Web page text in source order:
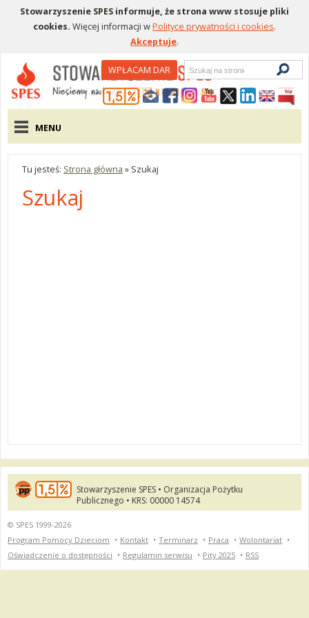
Stowarzyszenie SPES informuje, że strona www stosuje pliki
cookies. Więcej informacji wPolityce prywatności i cookies.
Akceptuje.
Menu pomocniczeWPŁACAM DAR
Wyszukiwarka
Menu główne
MENU
Tu jesteś: Strona główna » Szukaj
Szukaj
Stowarzyszenie SPES • Organizacja Pożytku
Publicznego • KRS: 00000 14574
© SPES 1999-2026
Program Pomocy Dzieciom • Kontakt • Terminarz • Praca • Wolontariat •
Oświadczenie o dostępności • Regulamin serwisu • Pity 2025 • RSS